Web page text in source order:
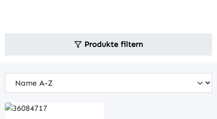
Produkte filtern